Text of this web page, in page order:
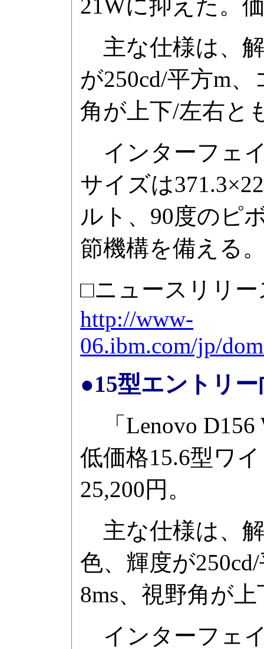
21Wに抑えた。
主な仕様は、解
が250cd/平方m
角が上下/左右と
インターフェ
サイズは
ルト、90度のピ
節機構を備える
□ニュースリリー
http://www-
06.ibm.com/jp/
●15型エントリ
「Lenovo D156
低価格15.6型ワ
25,200円。
主な仕様は、解
色、輝度が
8ms、視野角が
インターフェ